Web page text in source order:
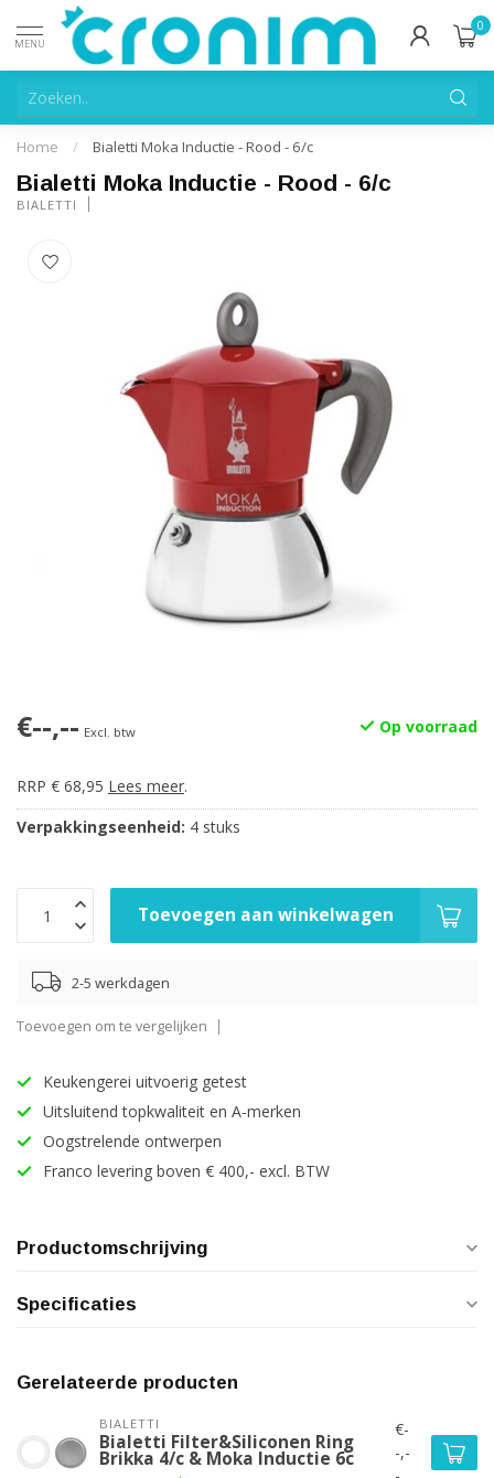
MENU
0
Home / Bialetti Moka Inductie - Rood - 6/c
Bialetti Moka Inductie - Rood - 6/c
BIALETTI
€--,-- Excl. btw Op voorraad
RRP € 68,95 Lees meer.
Verpakkingseenheid: 4 stuks
Toevoegen aan winkelwagen
2-5 werkdagen
Toevoegen om te vergelijken
Keukengerei uitvoerig getest
Uitsluitend topkwaliteit en A-merken
Oogstrelende ontwerpen
Franco levering boven € 400,- excl. BTW
Productomschrijving
Specificaties
Gerelateerde producten
BIALETTI
Bialetti Filter&Siliconen Ring
Brikka 4/c & Moka Inductie 6c
€-
-,-